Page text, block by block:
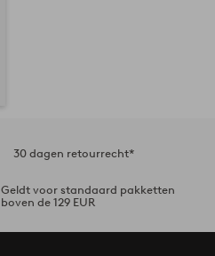
30 dagen retourrecht*
Geldt voor standaard pakketten
boven de 129 EUR